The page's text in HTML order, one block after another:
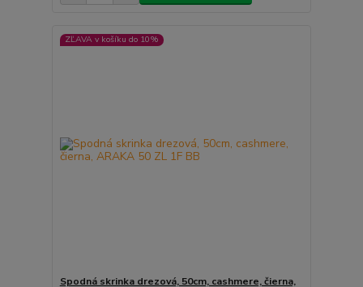
ZĽAVA v košíku do 10%
Spodná skrinka drezová, 50cm, cashmere, čierna,